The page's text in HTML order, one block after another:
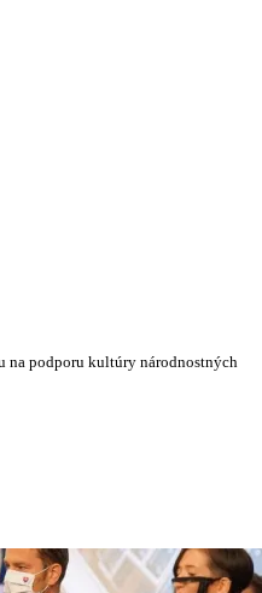
na podporu kultúry národnostných